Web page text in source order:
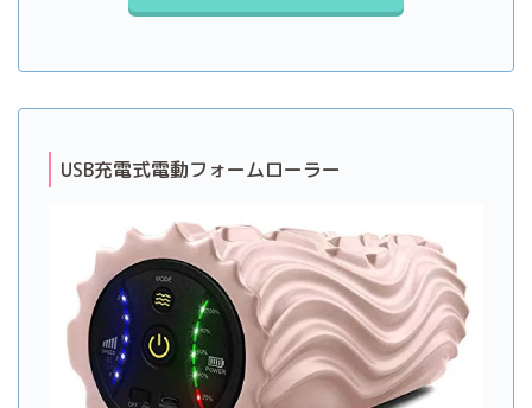
USB充電式電動フォームローラー